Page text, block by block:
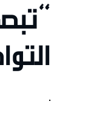
.